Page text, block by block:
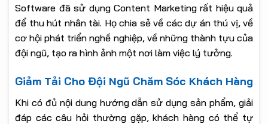
Software đã sử dụng Content Marketing rất hiệu quả
để thu hút nhân tài. Họ chia sẻ về các dự án thú vị, về
cơ hội phát triển nghề nghiệp, về những thành tựu của
đội ngũ, tạo ra hình ảnh một nơi làm việc lý tưởng.
Giảm Tải Cho Đội Ngũ Chăm Sóc Khách Hàng
Khi có đủ nội dung hướng dẫn sử dụng sản phẩm, giải
đáp các câu hỏi thường gặp, khách hàng có thể tự